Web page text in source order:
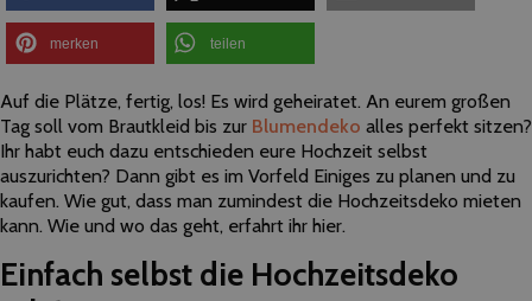
merken teilen
Auf die Plätze, fertig, los! Es wird geheiratet. An eurem großen
Tag soll vom Brautkleid bis zur Blumendeko alles perfekt sitzen?
Ihr habt euch dazu entschieden eure Hochzeit selbst
auszurichten? Dann gibt es im Vorfeld Einiges zu planen und zu
kaufen. Wie gut, dass man zumindest die Hochzeitsdeko mieten
kann. Wie und wo das geht, erfahrt ihr hier.
Einfach selbst die Hochzeitsdeko